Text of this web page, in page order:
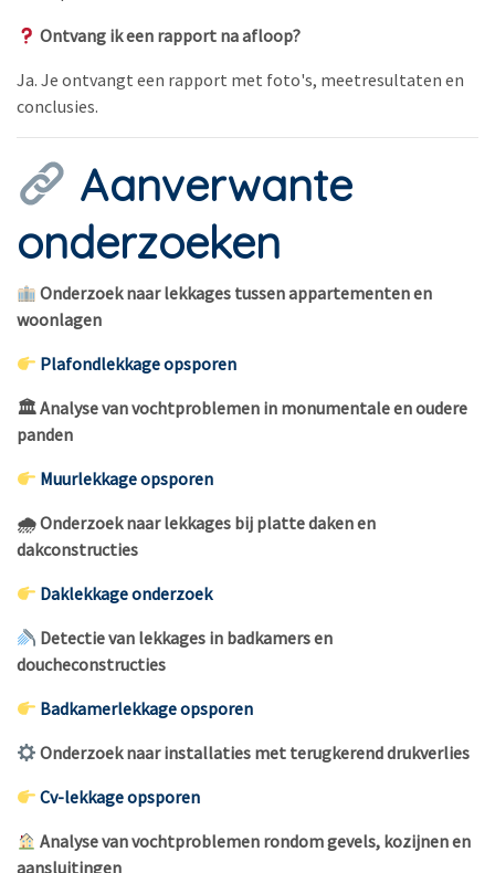
Ontvang ik een rapport na afloop?
Ja. Je ontvangt een rapport met foto's, meetresultaten en
conclusies.
Aanverwante
onderzoeken
Onderzoek naar lekkages tussen appartementen en
woonlagen
Plafondlekkage opsporen
🏛 Analyse van vochtproblemen in monumentale en oudere
panden
Muurlekkage opsporen
🌧 Onderzoek naar lekkages bij platte daken en
dakconstructies
Daklekkage onderzoek
Detectie van lekkages in badkamers en
doucheconstructies
Badkamerlekkage opsporen
Onderzoek naar installaties met terugkerend drukverlies
Cv-lekkage opsporen
Analyse van vochtproblemen rondom gevels, kozijnen en
aansluitingen